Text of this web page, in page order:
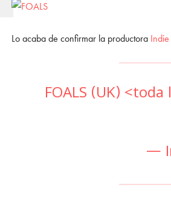
Lo acaba de confirmar la productora Indie
FOALS (UK)
—